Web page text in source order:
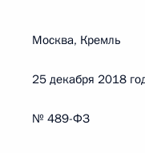
Москва, Кремль
25 декабря 2018
№ 489-ФЗ